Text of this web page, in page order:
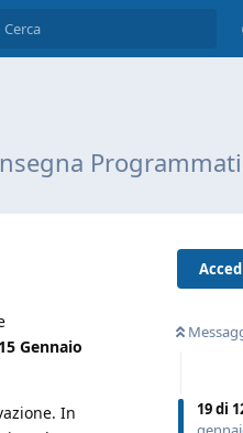
Programmati
19di
15 Gennaio
In